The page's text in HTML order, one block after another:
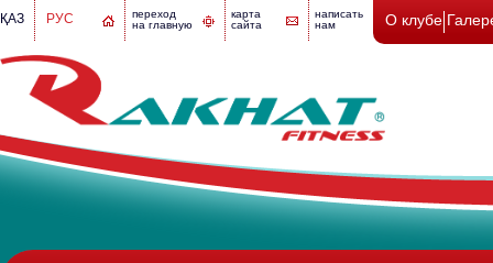
переход
на главную
карта
сайта
написать
нам
ҚАЗ РУС О клубе